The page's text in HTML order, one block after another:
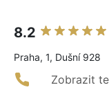
8.2
Praha, 1, Dušní 928
Zobrazit